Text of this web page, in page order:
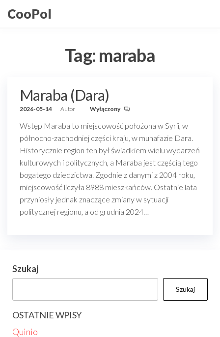
doCooPol
Tag: maraba
Maraba (Dara)
2026-05-14 Autor Wyłączony
Wstęp Maraba to miejscowość położona w Syrii, w
północno-zachodniej części kraju, w muhafazie Dara.
Historycznie region ten był świadkiem wielu wydarzeń
kulturowych i politycznych, a Maraba jest częścią tego
bogatego dziedzictwa. Zgodnie z danymi z 2004 roku,
miejscowość liczyła 8988 mieszkańców. Ostatnie lata
przyniosły jednak znaczące zmiany w sytuacji
politycznej regionu, a od grudnia 2024…
Szukaj
Szukaj
OSTATNIE WPISY
Quinio